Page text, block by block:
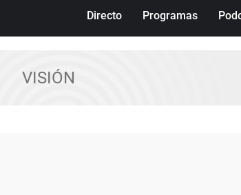
Directo Programas
VISIÓN